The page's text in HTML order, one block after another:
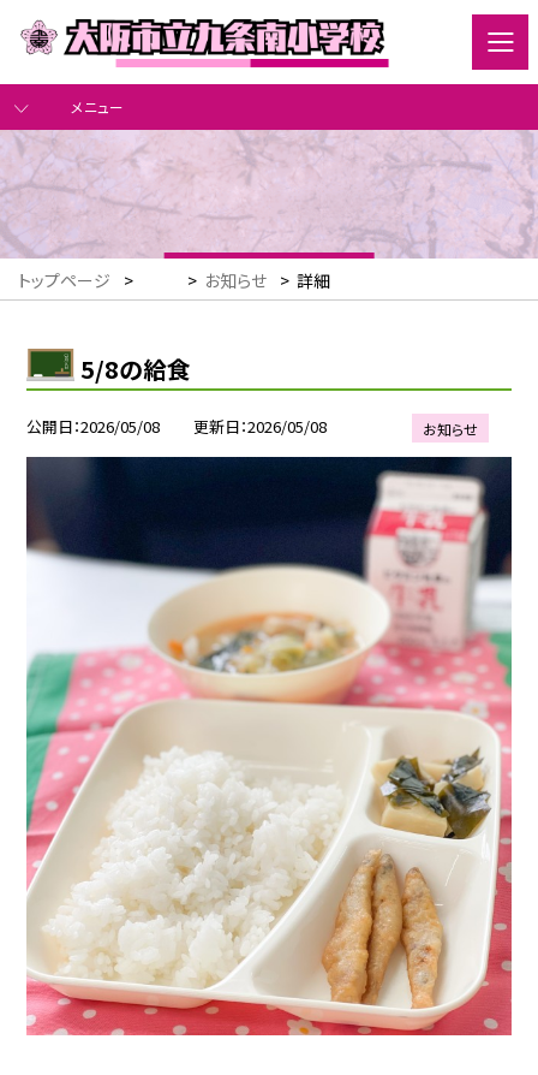
メニュー
トップページ > > お知らせ > 詳細
5/8の給食
公開日 2026/05/08 更新日 2026/05/08 お知らせ